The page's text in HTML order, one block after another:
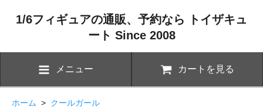
1/6フィギュアの通販、予約なら トイザキュ
ート Since 2008
メニュー カートを見る
ホーム > クールガール